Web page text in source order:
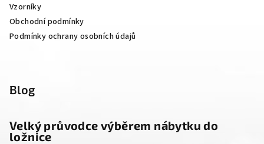
Vzorníky
Obchodní podmínky
Podmínky ochrany osobních údajů
Blog
Velký průvodce výběrem nábytku do
ložnice